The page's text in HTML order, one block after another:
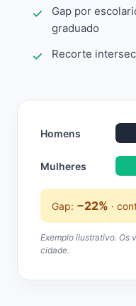
Gap por
graduado
Recorte
Homens
Mulheres
Gap: −22% ·
Exemplo ilustrativo. Os
cidade.